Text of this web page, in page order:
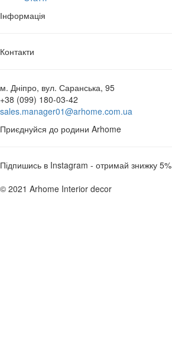
Інформація
Контакти
м. Дніпро, вул. Саранська, 95
+38 (099) 180-03-42
sales.manager01@arhome.com.ua
Приєднуйся до родини Arhome
Підпишись в Instagram - отримай знижку 5%
© 2021 Arhome Interior decor